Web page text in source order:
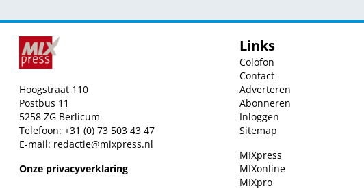
Hoogstraat 110
Postbus 11
5258 ZG Berlicum
Telefoon: +31 (0) 73 503 43 47
E-mail: redactie@mixpress.nl
Onze privacyverklaring
Links
Colofon
Contact
Adverteren
Abonneren
Inloggen
Sitemap
MIXpress
MIXonline
MIXpro